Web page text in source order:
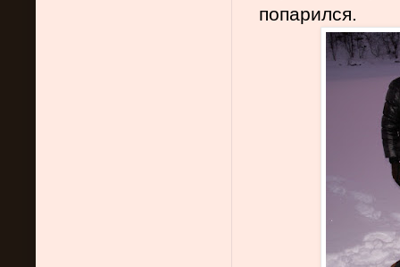
попарился.